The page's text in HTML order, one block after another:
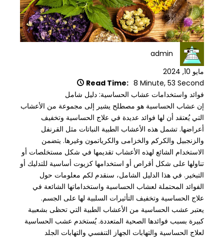
admin
مايو 10, 2024
Read Time: 8 Minute, 53 Second
فوائد واستخدامات عشاب الحساسية: دليل شامل
إن عشاب الحساسية هو مصطلح يشير إلى مجموعة من الأعشاب
التي يُعتقد أن لها فوائد عديدة في علاج الحساسية وتخفيف
أعراضها. تشمل هذه الأعشاب الطبية النباتات مثل القرنفل
والزنجبيل والكركم والخزامى والكرياتمون وغيرها. يتضمن
الاستخدام الشائع لهذه الأعشاب تقديمها في شكل مستخلصات أو
تناولها على شكل أقراص أو استخدامها كزيوت أساسية للتدليك أو
التبخير. في هذا الدليل الشامل، سنقدم لكم معلومات حول
الفوائد المحتملة لعشاب الحساسية واستخداماتها الشائعة في
علاج الحساسية وتخفيف التأثيرات السلبية لها على الجسم.
يعتبر عشب الحساسية من الأعشاب الطبية التي تحظى بشعبية
كبيرة بسبب فوائدها الصحية المتعددة. يُستخدم عشب الحساسية
لعلاج الحساسية والتهابات الجهاز التنفسي والتهابات الجلد